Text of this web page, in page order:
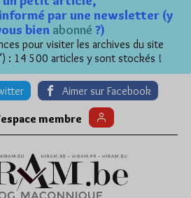
par une newsletter (y
bien abonné ?)
pour visiter les archives du site
: 14 500 articles y sont stockés !
Aimer sur Facebook
membre